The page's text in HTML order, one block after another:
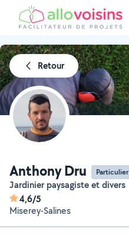
Retour
Anthony Dru Particulier
Jardinier paysagiste et divers
4,6/5
Miserey-Salines